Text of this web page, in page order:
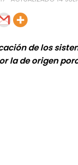
de los
la de origen